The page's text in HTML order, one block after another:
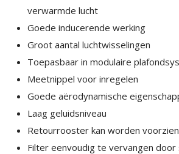
verwarmde lucht
Goede inducerende werking
Groot aantal luchtwisselingen
Toepasbaar in modulaire
Meetnippel voor inregelen
Goede aërodynamische
Laag geluidsniveau
Retourrooster kan worden
Filter eenvoudig te vervangen door